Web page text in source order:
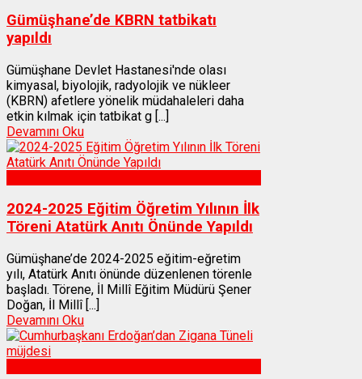
Gümüşhane’de KBRN tatbikatı
yapıldı
Gümüşhane Devlet Hastanesi'nde olası
kimyasal, biyolojik, radyolojik ve nükleer
(KBRN) afetlere yönelik müdahaleleri daha
etkin kılmak için tatbikat g [...]
Devamını Oku
2024-2025 Eğitim Öğretim Yılının İlk
Töreni Atatürk Anıtı Önünde Yapıldı
Gümüşhane’de 2024-2025 eğitim-eğretim
yılı, Atatürk Anıtı önünde düzenlenen törenle
başladı. Törene, İl Millî Eğitim Müdürü Şener
Doğan, İl Millî [...]
Devamını Oku